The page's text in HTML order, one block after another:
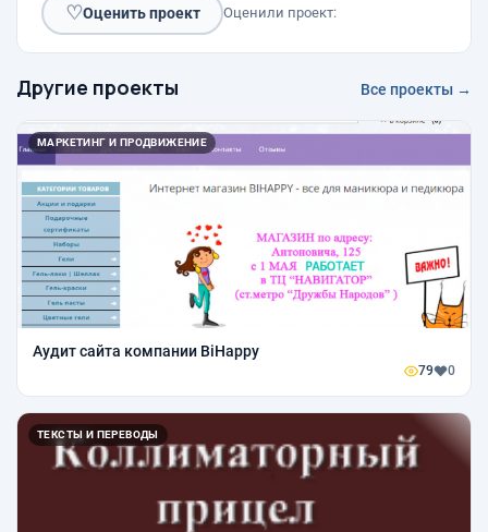
♡Оценить проект Оценили проект:
Другие проекты Все проекты →
МАРКЕТИНГ И ПРОДВИЖЕНИЕ
Аудит сайта компании BiHappy
79 0
ТЕКСТЫ И ПЕРЕВОДЫ